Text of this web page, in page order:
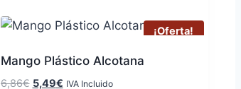
¡Oferta!
Mango Plástico Alcotana
6,86€ El
5,49€ElIVA Incluido